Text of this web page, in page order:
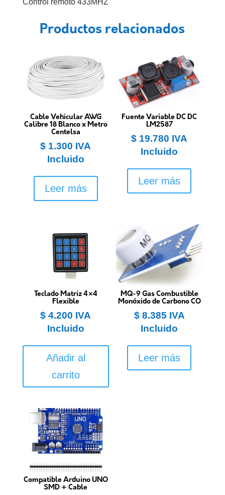
Control remoto 433MHZ
Productos relacionados
Cable Vehicular AWG
Calibre 18 Blanco x Metro
Centelsa
$ 1.300 IVA
Incluido
Leer más
Fuente Variable DC DC
LM2587
$ 19.780 IVA
Incluido
Leer más
Teclado Matriz 4×4
Flexible
$ 4.200 IVA
Incluido
Añadir al
carrito
MQ-9 Gas Combustible
Monóxido de Carbono CO
$8.385 IVA
Incluido
Leer más
Compatible Arduino UNO
SMD + Cable